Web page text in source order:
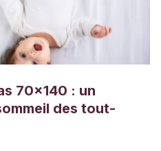
Celos relacinados con el uso
10835/10190
Rivera, J. A.(2019).
Escala de Percepción de la
Revista Evaluar, 19(3),
70x140 : un
des tout-